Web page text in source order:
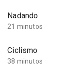
Nadando
21 minutos
Ciclismo
38 minutos